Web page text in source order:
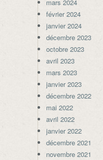
mars 2024
février 2024
janvier 2024
décembre 2023
octobre 2023
avril 2023
mars 2023
janvier 2023
décembre 2022
mai 2022
avril 2022
janvier 2022
décembre 2021
novembre 2021